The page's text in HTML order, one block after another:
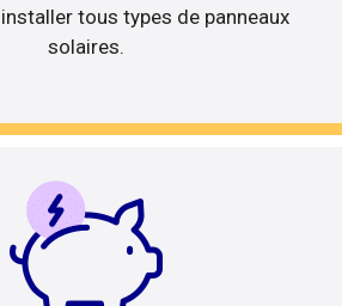
tous types de panneaux
solaires.